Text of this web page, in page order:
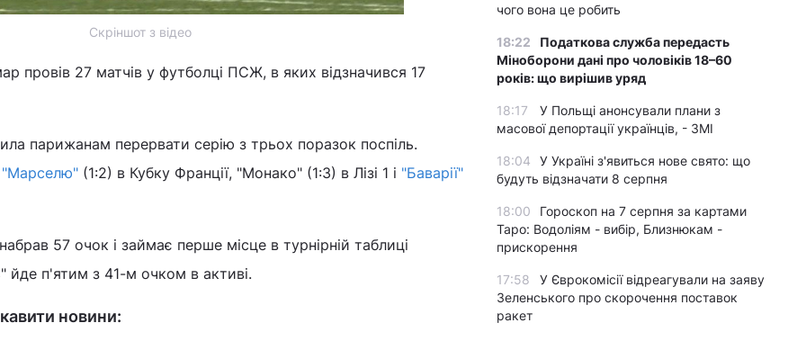
Скріншот з відео
провів 27 матчів у футболці ПСЖ, в яких відзначився 17
парижанам перервати серію з трьох поразок поспіль.
"Марселю" (1:2) в Кубку Франції, "Монако" (1:3) в Лізі 1 і "Баварії"
57 очок і займає перше місце в турнірній таблиці
йде п'ятим з 41-м очком в активі.
новини:
чого вона це робить
18:22
Податкова служба передасть
Міноборони дані про чоловіків 18–60
років: що вирішив уряд
18:17
У Польщі анонсували плани з
масової депортації українців, - ЗМІ
18:04
У Україні з'явиться нове свято: що
будуть відзначати 8 серпня
18:00
Гороскоп на 7 серпня за картами
Таро: Водоліям - вибір, Близнюкам -
прискорення
17:58
У Єврокомісії відреагували на заяву
Зеленського про скорочення поставок
ракет